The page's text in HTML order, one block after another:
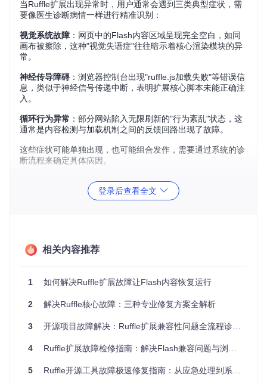
当Ruffle扩展出现异常时，用户通常会遇到三类典型症状，需
要像医生诊断病情一样进行精准识别：
视觉系统故障 ：网页中的Flash内容区域呈现完全空白，如同
画布被擦除，这种"视觉失语症"往往暗示着核心渲染模块的异
常。
神经传导障碍：浏览器控制台出现"ruffle.js加载失败"等错误信
息，类似于神经信号传递中断，表明扩展核心脚本未能正确注
入。
循环行为异常 ：部分网站陷入无限刷新的"行为紊乱"状态，这
通常是内容检测与加载机制之间的反馈回路出现了故障。
这些症状可能单独出现，也可能组合发作，需要通过系统的诊
断流程来确定具体病因。
分级解决方案：从基础到专家的诊疗路径
当遇到突发性故障时，最直接有效的方法是采用"版本回退疗
床验证的稳定版本可以迅速缓解症状。具体操作如下：
访问Chrome的扩展管理中心（chrome://extensions/）
找到Ruffle扩展并执行"移除"操作，清除当前的异常版本
将下载的CRX文件直接拖拽到扩展管理页面完成安装
登录后查看全文
相关内容推荐
1 如何解决Ruffle扩展故障让Flash内容恢复运行
2 解决Ruffle核心故障：三种专业修复方案全解析
3 开源项目故障解决：Ruffle扩展兼容性问题全流程诊疗方案
4 Ruffle扩展故障检修指南：解决Flash兼容问题与浏览器故障
5 Ruffle开源工具故障极速修复指南：从应急处理到系统解决的效率提升方案